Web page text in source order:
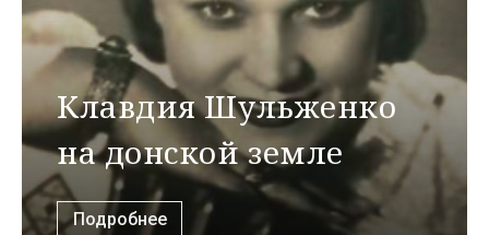
Клавдия Шульженко
на донской земле
Подробнее